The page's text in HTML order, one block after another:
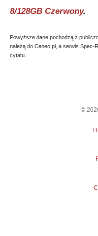
8/128GB Czerwony.
Powyższe dane pochodzą z
należą do Ceneo.pl, a serwis Spec-
cytatu.
©